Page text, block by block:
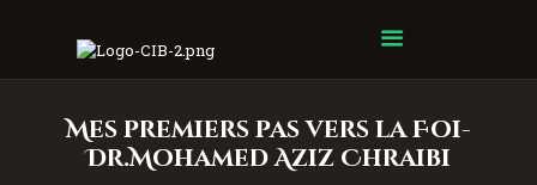
Mes premiers pas vers la Foi-
Dr.Mohamed Aziz Chraibi
Centre Islamique Badr